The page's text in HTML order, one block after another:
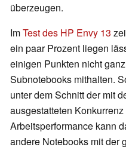
überzeugen.
ImTest des HP Envy 13
ein paar Prozent liegen
einigen Punkten nicht
Subnotebooks mithalten.
unter dem Schnitt der mit
ausgestatteten
Arbeitsperformance kann
andere Notebooks mit der